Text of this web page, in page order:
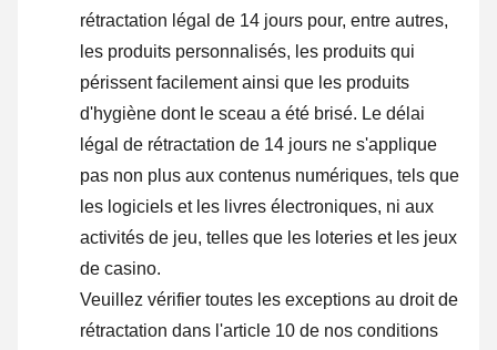
rétractation légal de 14 jours pour, entre autres,
les produits personnalisés, les produits qui
périssent facilement ainsi que les produits
d'hygiène dont le sceau a été brisé. Le délai
légal de rétractation de 14 jours ne s'applique
pas non plus aux contenus numériques, tels que
les logiciels et les livres électroniques, ni aux
activités de jeu, telles que les loteries et les jeux
de casino.
Veuillez vérifier toutes les exceptions au droit de
rétractation dans l'article 10 de nos conditions